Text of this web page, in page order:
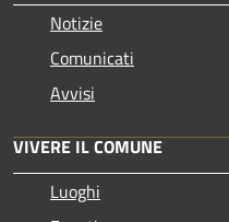
Notizie
Comunicati
Avvisi
VIVERE IL COMUNE
Luoghi